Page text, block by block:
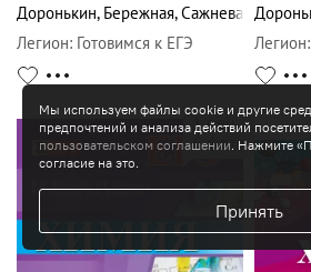
Доронькин, Бережная,Сажнева
Легион: Готовимся к ЕГЭ
Легион:
1рец.
6фото
Мы используем файлы cookie и другие
предпочтений и анализа действий
пользовательском соглашении. Нажмите
согласие на это.
Принять